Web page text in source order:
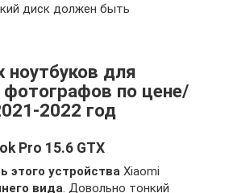
диск должен быть
для
фотографов по цене/
2022 год
Pro 15.6 GTX
этого устройства Xiaomi
вида . Довольно тонкий